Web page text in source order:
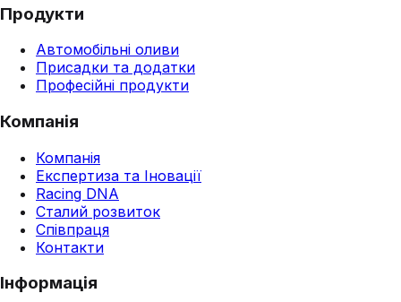
Продукти
Автомобільні оливи
Присадки та додатки
Професійні продукти
Компанія
Компанія
Експертиза та Іновації
Racing DNA
Сталий розвиток
Співпраця
Контакти
Інформація